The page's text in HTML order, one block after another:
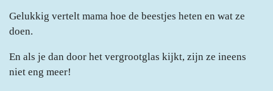
Gelukkig vertelt mama hoe de beestjes heten en wat ze
doen.
En als je dan door het vergrootglas kijkt, zijn ze ineens
niet eng meer!